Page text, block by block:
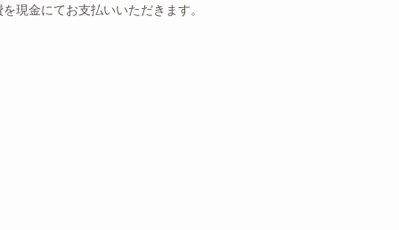
現金にてお支払いいただきます。